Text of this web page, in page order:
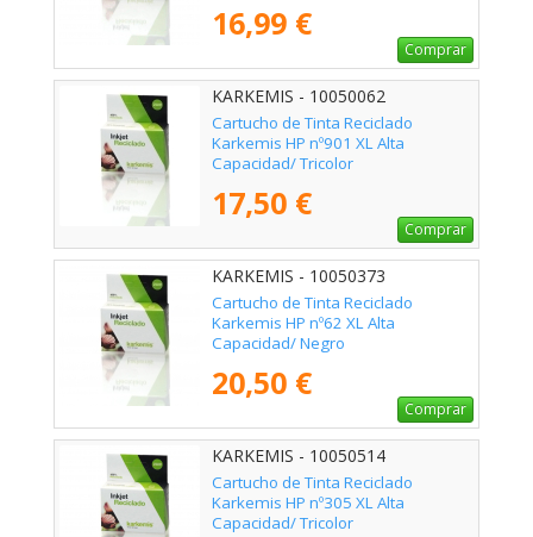
16,99 €
Comprar
KARKEMIS - 10050062
Cartucho de Tinta Reciclado
Karkemis HP nº901 XL Alta
Capacidad/ Tricolor
17,50 €
Comprar
KARKEMIS - 10050373
Cartucho de Tinta Reciclado
Karkemis HP nº62 XL Alta
Capacidad/ Negro
20,50 €
Comprar
KARKEMIS - 10050514
Cartucho de Tinta Reciclado
Karkemis HP nº305 XL Alta
Capacidad/ Tricolor